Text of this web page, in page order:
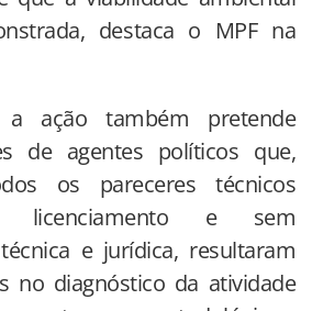
destaca o MPF na
a ação também pretende
de agentes políticos que,
os pareceres técnicos
licenciamento e sem
e jurídica, resultaram
no diagnóstico da atividade